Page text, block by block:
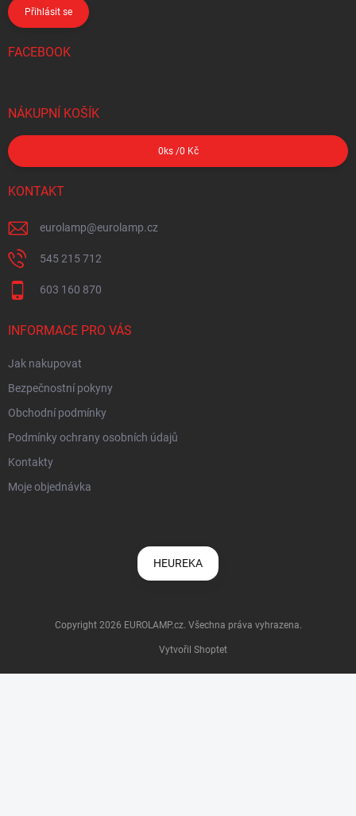
Přihlásit se
FACEBOOK
NÁKUPNÍ KOŠÍK
0 ks /0 Kč
KONTAKT
eurolamp@eurolamp.cz
545 215 712
603 160 870
INFORMACE PRO VÁS
Jak nakupovat
Bezpečnostní pokyny
Obchodní podmínky
Podmínky ochrany osobních údajů
Kontakty
Moje objednávka
HEUREKA
Vytvořil Shoptet
Copyright 2026 EUROLAMP.cz. Všechna práva vyhrazena.